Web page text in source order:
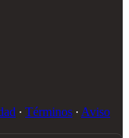
∙ Términos ∙ Aviso